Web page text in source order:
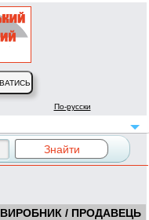
По-русски
ВИРОБНИК / ПРОДАВЕЦЬ